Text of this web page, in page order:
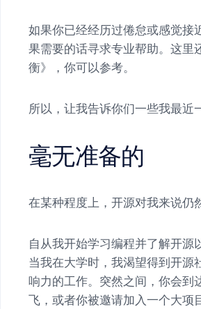
如果你已经经历过倦怠或感觉接
果需要的话寻求专业帮助。这里
衡》，你可以参考。
所以，让我告诉你们一些我最近
毫无准备的
在某种程度上，开源对我来说仍
自从我开始学习编程并了解开源
当我在大学时，我渴望得到开源
响力的工作。突然之间，你会到
飞，或者你被邀请加入一个大